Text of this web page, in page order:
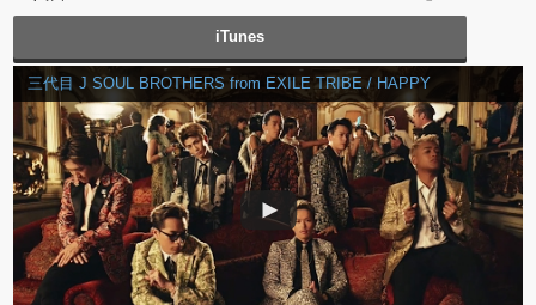
iTunes
三代目 J SOUL BROTHERS from EXILE TRIBE / HAPPY